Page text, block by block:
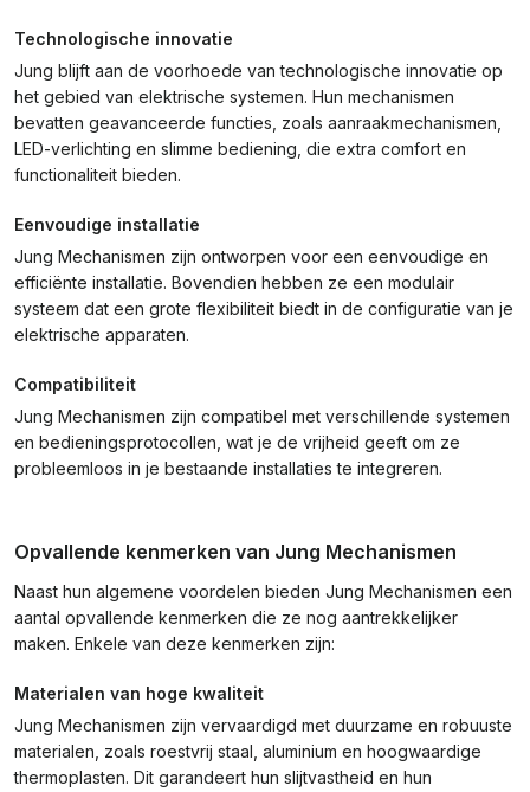
Technologische innovatie
Jung blijft aan de voorhoede van technologische innovatie op
het gebied van elektrische systemen. Hun mechanismen
bevatten geavanceerde functies, zoals aanraakmechanismen,
LED-verlichting en slimme bediening, die extra comfort en
functionaliteit bieden.
Eenvoudige installatie
Jung Mechanismen zijn ontworpen voor een eenvoudige en
efficiënte installatie. Bovendien hebben ze een modulair
systeem dat een grote flexibiliteit biedt in de configuratie van je
elektrische apparaten.
Compatibiliteit
Jung Mechanismen zijn compatibel met verschillende systemen
en bedieningsprotocollen, wat je de vrijheid geeft om ze
probleemloos in je bestaande installaties te integreren.
Opvallende kenmerken van Jung Mechanismen
Naast hun algemene voordelen bieden Jung Mechanismen een
aantal opvallende kenmerken die ze nog aantrekkelijker
maken. Enkele van deze kenmerken zijn:
Materialen van hoge kwaliteit
Jung Mechanismen zijn vervaardigd met duurzame en robuuste
materialen, zoals roestvrij staal, aluminium en hoogwaardige
thermoplasten. Dit garandeert hun slijtvastheid en hun